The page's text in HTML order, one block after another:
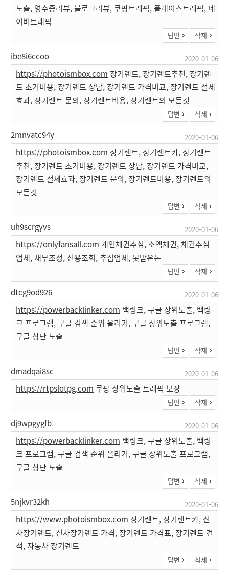
노출, 영수증리뷰, 블로그리뷰, 쿠팡트래픽, 플레이스트래픽, 네
이버트래픽
답변 삭제
ibe8i6ccoo 2020-01-06
https://photoismbox.com 장기렌트, 장기렌트추천, 장기렌
트 초기비용, 장기렌트 상담, 장기렌트 가격비교, 장기렌트 절세
효과, 장기렌트 문의, 장기렌트비용, 장기렌트의 모든것
답변 삭제
2mnvatc94y 2020-01-06
https://photoismbox.com 장기렌트, 장기렌트카, 장기렌트
추천, 장기렌트 초기비용, 장기렌트 상담, 장기렌트 가격비교,
장기렌트 절세효과, 장기렌트 문의, 장기렌트비용, 장기렌트의
모든것
답변 삭제
uh9scrgyvs 2020-01-06
https://onlyfansall.com 개인채권추심, 소액채권, 채권추심
업체, 채무조정, 신용조회, 추심업체, 못받은돈
답변 삭제
dtcg9od926 2020-01-06
https://powerbacklinker.com 백링크, 구글 상위노출, 백링
크 프로그램, 구글 검색 순위 올리기, 구글 상위노출 프로그램,
구글 상단 노출
답변 삭제
dmadqai8sc 2020-01-06
https://rtpslotpg.com 쿠팡 상위노출 트래픽 보장
답변 삭제
dj9wpgygfb 2020-01-06
https://powerbacklinker.com 백링크, 구글 상위노출, 백링
크 프로그램, 구글 검색 순위 올리기, 구글 상위노출 프로그램,
구글 상단 노출
답변 삭제
5njkvr32kh 2020-01-06
https://www.photoismbox.com 장기렌트, 장기렌트카, 신
차장기렌트, 신차장기렌트 가격, 장기렌트 가격표, 장기렌트 견
적, 자동차 장기렌트
답변 삭제